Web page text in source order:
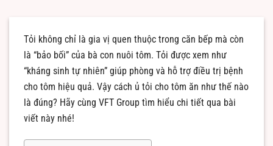
Tỏi không chỉ là gia vị quen thuộc trong căn bếp mà còn
là “bảo bối” của bà con nuôi tôm. Tỏi được xem như
“kháng sinh tự nhiên” giúp phòng và hỗ trợ điều trị bệnh
cho tôm hiệu quả. Vậy cách ủ tỏi cho tôm ăn như thế nào
là đúng? Hãy cùng VFT Group tìm hiểu chi tiết qua bài
viết này nhé!